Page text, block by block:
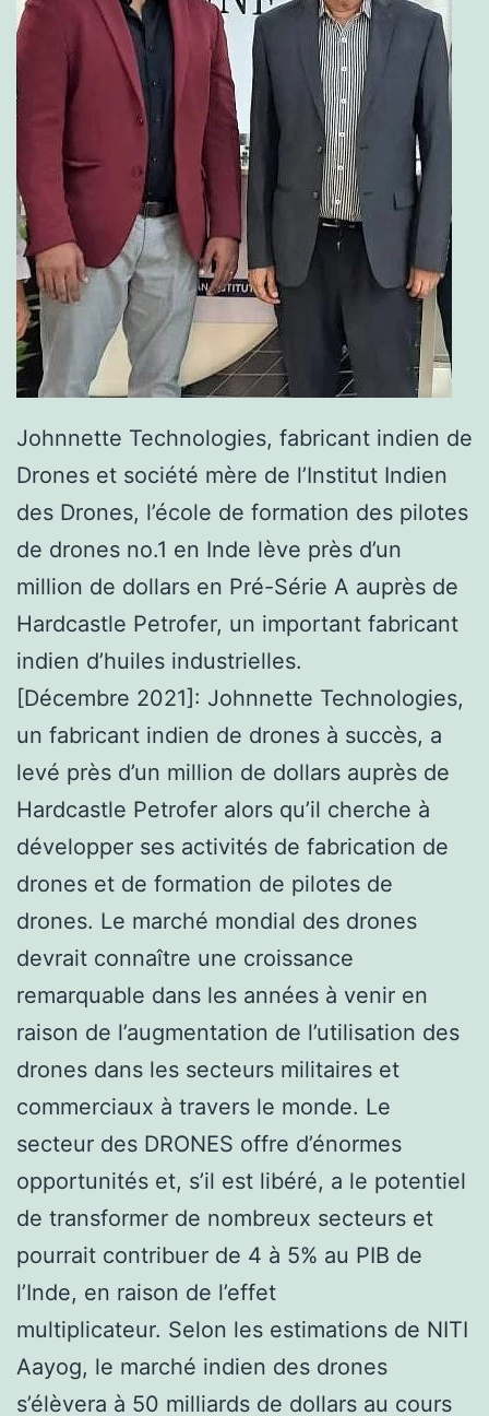
Johnnette Technologies, fabricant indien de
Drones et société mère de l’Institut Indien
des Drones, l’école de formation des pilotes
de drones no.1 en Inde lève près d’un
million de dollars en Pré-Série A auprès de
Hardcastle Petrofer, un important fabricant
indien d’huiles industrielles.
[Décembre 2021]: Johnnette Technologies,
un fabricant indien de drones à succès, a
levé près d’un million de dollars auprès de
Hardcastle Petrofer alors qu’il cherche à
développer ses activités de fabrication de
drones et de formation de pilotes de
drones. Le marché mondial des drones
devrait connaître une croissance
remarquable dans les années à venir en
raison de l’augmentation de l’utilisation des
drones dans les secteurs militaires et
commerciaux à travers le monde. Le
secteur des DRONES offre d’énormes
opportunités et, s’il est libéré, a le potentiel
de transformer de nombreux secteurs et
pourrait contribuer de 4 à 5% au PIB de
l’Inde, en raison de l’effet
multiplicateur. Selon les estimations de NITI
Aayog, le marché indien des drones
s’élèvera à 50 milliards de dollars au cours